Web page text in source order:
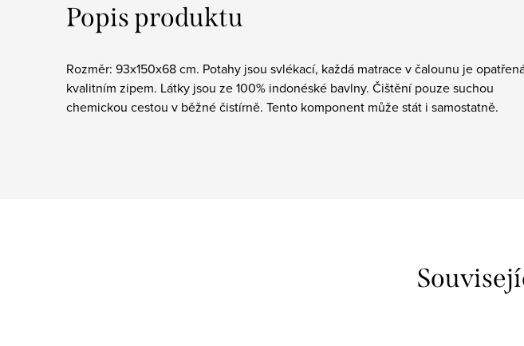
Popis produktu
Rozměr: 93x150x68 cm. Potahy jsou svlékací, každá matrace v čalounu je
kvalitním zipem. Látky jsou ze 100% indonéské bavlny. Čištění pouze suchou
chemickou cestou v běžné čistírně. Tento komponent může stát i samostatně.